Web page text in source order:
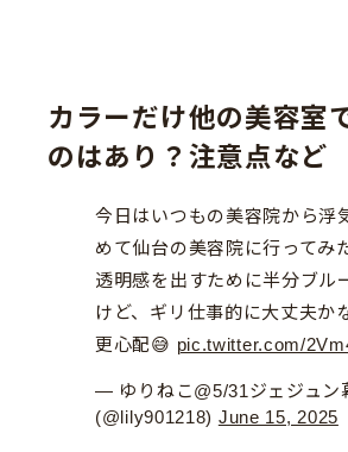
カラーだけ他の美容室
のはあり？注意点など
今日はいつもの美容院から浮
めて仙台の美容院に行ってみ
透明感を出すために半分ブル
けど、ギリ仕事的に大丈夫か
更心配😅 pic.twitter.com/
— ゆりねこ@5/31ジェジュン
(@lily901218) June 15, 2025